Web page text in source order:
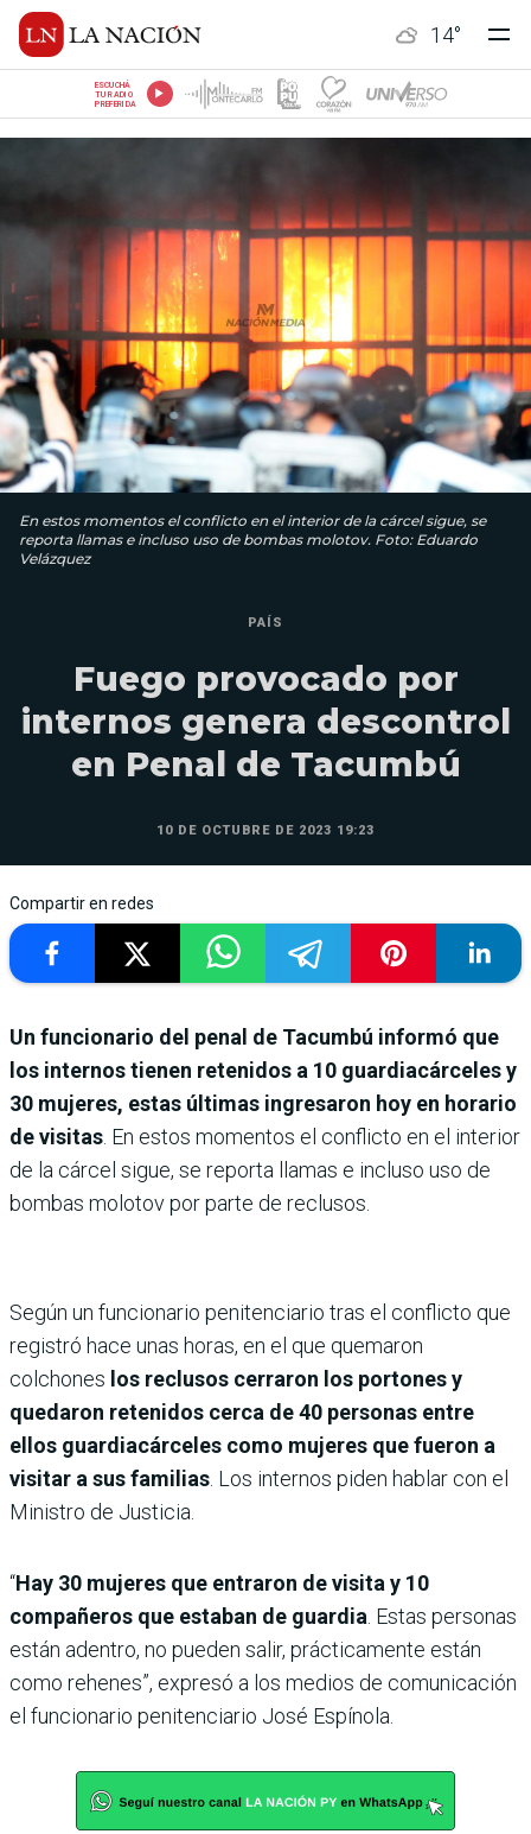
14°
ESCUCHÁ
TU RADIO
PREFERIDA
En estos momentos el conflicto en el interior de la cárcel sigue, se
reporta llamas e incluso uso de bombas molotov. Foto: Eduardo
Velázquez
PAÍS
Fuego provocado por
internos genera descontrol
en Penal de Tacumbú
10 DE OCTUBRE DE 2023 19:23
Compartir en redes
Un funcionario del penal de Tacumbú informó que
los internos tienen retenidos a 10 guardiacárceles y
30 mujeres, estas últimas ingresaron hoy en horario
de visitas . En estos momentos el conflicto en el interior
de la cárcel sigue, se reporta llamas e incluso uso de
bombas molotov por parte de reclusos.
Según un funcionario penitenciario tras el conflicto que
registró hace unas horas, en el que quemaron
colchones los reclusos cerraron los portones y
quedaron retenidos cerca de 40 personas entre
ellos guardiacárceles como mujeres que fueron a
visitar a sus familias . Los internos piden hablar con el
Ministro de Justicia.
“Hay 30 mujeres que entraron de visita y 10
compañeros que estaban de guardia . Estas personas
están adentro, no pueden salir, prácticamente están
como rehenes”, expresó a los medios de comunicación
el funcionario penitenciario José Espínola.